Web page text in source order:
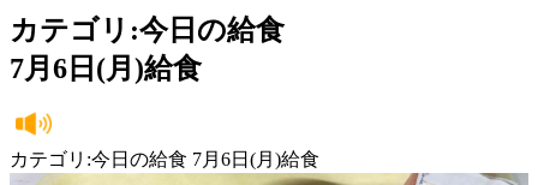
カテゴリ:今日の給食
7月6日(月)給食
カテゴリ:今日の給食 7月6日(月)給食